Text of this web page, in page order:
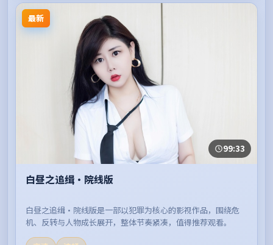
最新
99:33
白昼之追缉·院线版
白昼之追缉·院线版是一部以犯罪为核心的影视作品，围绕危
机、反转与人物成长展开，整体节奏紧凑，值得推荐观看。